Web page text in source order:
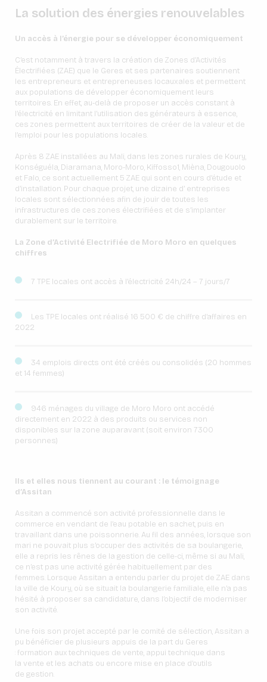
La solution des énergies renouvelables
Un accès à l’énergie pour se développer économiquement
C’est notamment à travers la création de Zones d’Activités
Électrifiées (ZAE) que le Geres et ses partenaires soutiennent
les entrepreneurs et entrepreneuses locaux·ales et permettent
aux populations de développer économiquement leurs
territoires. En effet, au-delà de proposer un accès constant à
l’électricité en limitant l’utilisation des générateurs à essence,
ces zones permettent aux territoires de créer de la valeur et de
l’emploi pour les populations locales.
Après 8 ZAE installées au Mali, dans les zones rurales de Koury,
Konséguéla, Diaramana, Moro-Moro, Kiffosso1, Mièna, Dougouolo
et Falo, ce sont actuellement 5 ZAE qui sont en cours d’étude et
d’installation. Pour chaque projet, une dizaine d’ entreprises
locales sont sélectionnées afin de jouir de toutes les
infrastructures de ces zones électrifiées et de s’implanter
durablement sur le territoire.
La Zone d’Activité Electrifiée de Moro Moro en quelques
chiffres
7 TPE locales ont accès à l’électricité 24h/24 – 7 jours/7
Les TPE locales ont réalisé 16 500 € de chiffre d’affaires en
2022
34 emplois directs ont été créés ou consolidés (20 hommes
et 14 femmes)
946 ménages du village de Moro Moro ont accédé
directement en 2022 à des produits ou services non
disponibles sur la zone auparavant (soit environ 7300
personnes)
Ils et elles nous tiennent au courant : le témoignage
d’Assitan
Assitan a commencé son activité professionnelle dans le
commerce en vendant de l’eau potable en sachet, puis en
travaillant dans une poissonnerie. Au fil des années, lorsque son
mari ne pouvait plus s’occuper des activités de sa boulangerie,
elle a repris les rênes de la gestion de celle-ci, même si au Mali,
ce n’est pas une activité gérée habituellement par des
femmes. Lorsque Assitan a entendu parler du projet de ZAE dans
la ville de Koury, où se situait la boulangerie familiale, elle n’a pas
hésité à proposer sa candidature, dans l’objectif de moderniser
son activité.
Une fois son projet accepté par le comité de sélection, Assitan a
pu bénéficier de plusieurs appuis de la part du Geres
: formation aux techniques de vente, appui technique dans
la vente et les achats ou encore mise en place d’outils
de gestion.